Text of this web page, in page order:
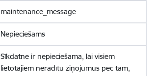
maintenance_message
Nepieciešams
Sīkdatne ir nepieciešama, lai visiem
lietotājiem nerādītu ziņojumus pēc tam,